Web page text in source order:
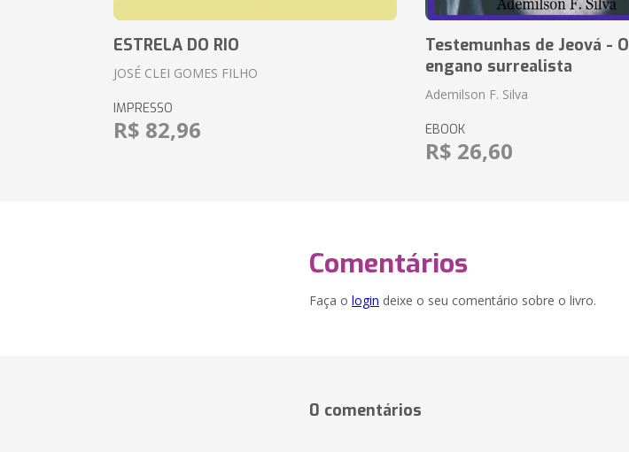
ESTRELA DO RIO
JOSÉ CLEI GOMES FILHO
IMPRESSO
R$ 82,96
Testemunhas de Jeová - O
engano surrealista
Ademilson F. Silva
EBOOK
R$ 26,60
Comentários
Faça o login deixe o seu comentário sobre o livro.
0 comentários